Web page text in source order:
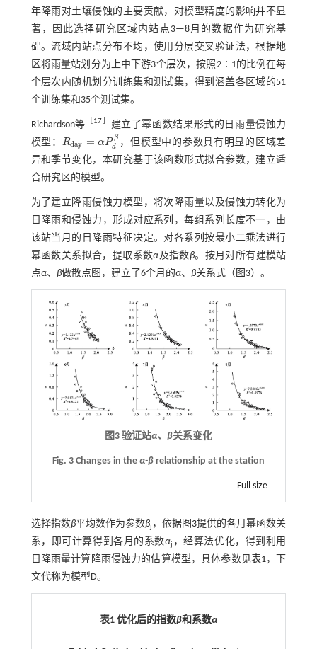
年降雨对土壤侵蚀的主要贡献，对模型精度的影响并不显
著，因此选择研究区域内站点3—8月的数据作为研究基
础。流域内站点分布不均，使用分层交叉验证法，根据地
区将雨量站划分为上中下游3个层次，按照2∶1的比例在每
个层次内随机划分训练集和测试集，得到涵盖各区域的51
个训练集和35个测试集。
Richardson等 ［17］
建立了幂函数结果形式的日雨量侵蚀力
模型：
Rday = α P β
d
Rday= αP dβ
，但模型中的参数具有明显的区域差
异和季节变化，本研究基于该函数形式拟合参数，建立适
合研究区的模型。
为了建立降雨侵蚀力模型，将次降雨量以及侵蚀力转化为
日降雨和侵蚀力，形成对应系列，每组系列长度不一，由
该站当月的日降雨特征决定。对各系列按最小二乘法进行
幂函数关系拟合，提取系数α及指数β。按月对所有建模站
点α、 β做散点图，建立了6个月的α、 β关系式（ 图3）。
图3 验证站α、β关系变化
Fig. 3 Changes in the α-βrelationship at the station
Full size
选择指数β平均数作为参数βj ，依据图3提供的各月幂函数关
系，即可计算得到各月的系数αj ，经算法优化，得到利用
日降雨量计算降雨侵蚀力的估算模型，具体参数见表1，下
文代称为模型D。
表1 优化后的指数β和系数α